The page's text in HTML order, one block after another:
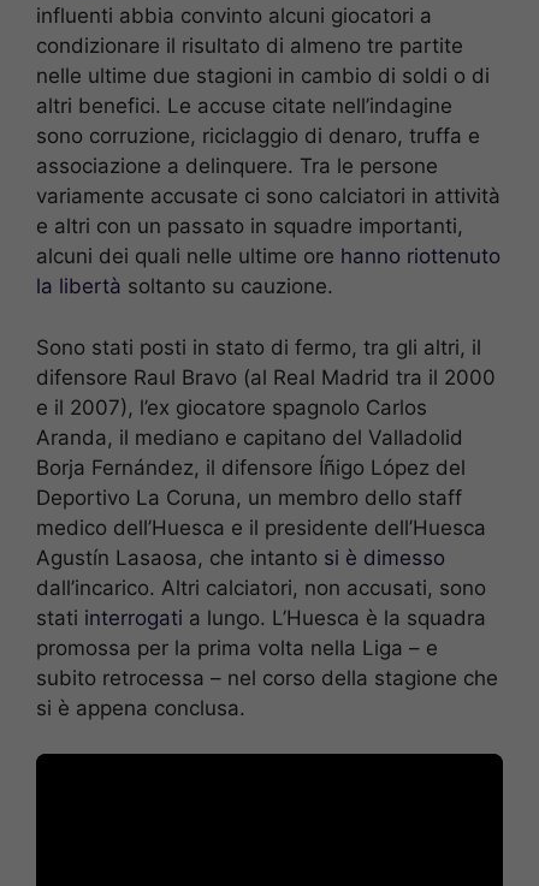
influenti abbia convinto alcuni giocatori a
condizionare il risultato di almeno tre partite
nelle ultime due stagioni in cambio di soldi o di
altri benefici. Le accuse citate nell’indagine
sono corruzione, riciclaggio di denaro, truffa e
associazione a delinquere. Tra le persone
variamente accusate ci sono calciatori in attività
e altri con un passato in squadre importanti,
alcuni dei quali nelle ultime ore hanno riottenuto
la libertà soltanto su cauzione.
Sono stati posti in stato di fermo, tra gli altri, il
difensore Raul Bravo (al Real Madrid tra il 2000
e il 2007), l’ex giocatore spagnolo Carlos
Aranda, il mediano e capitano del Valladolid
Borja Fernández, il difensore Íñigo López del
Deportivo La Coruna, un membro dello staff
medico dell’Huesca e il presidente dell’Huesca
Agustín Lasaosa, che intanto si è dimesso
dall’incarico. Altri calciatori, non accusati, sono
stati interrogati a lungo. L’Huesca è la squadra
promossa per la prima volta nella Liga – e
subito retrocessa – nel corso della stagione che
si è appena conclusa.